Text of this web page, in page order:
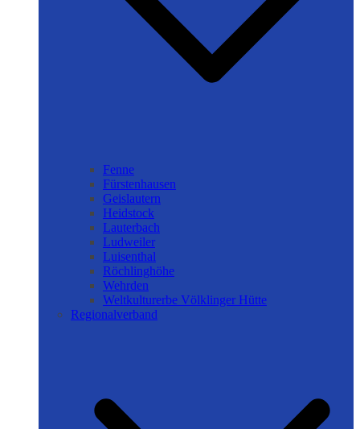
Fenne
Fürstenhausen
Geislautern
Heidstock
Lauterbach
Ludweiler
Luisenthal
Röchlinghöhe
Wehrden
Weltkulturerbe Völklinger Hütte
Regionalverband